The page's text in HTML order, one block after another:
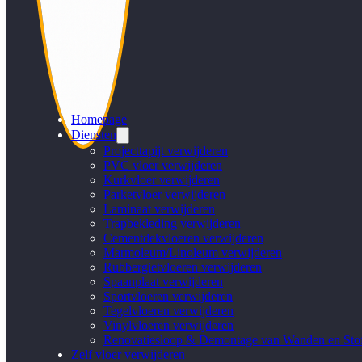
Homepage
Diensten
Projecttapijt verwijderen
PVC vloer verwijderen
Kurkvloer verwijderen
Parketvloer verwijderen
Laminaat verwijderen
Trapbekleding verwijderen
Cementdekvloeren verwijderen
Marmoleum/Linoleum verwijderen
Rubbergietvloeren verwijderen
Spaanplaat verwijderen
Sportvloeren verwijderen
Tegelvloeren verwijderen
Vinylvloeren verwijderen
Renovatiesloop & Demontage van Wanden en
Zelf vloer verwijderen